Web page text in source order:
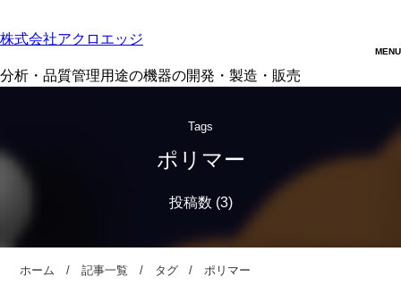
株式会社アクロエッジ
分析・品質管理用途の機器の開発・製造・販売
Tags
ポリマー
ホーム 記事一覧 タグ ポリマー